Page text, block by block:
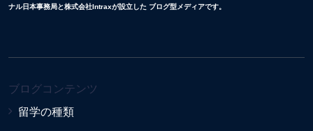
ナル日本事務局と株式会社Intraxが設立した ブログ型メディアです。
ブログコンテンツ
留学の種類